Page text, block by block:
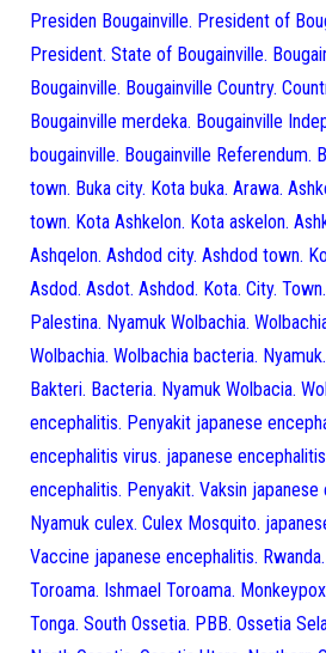
Presiden Bougainville. President of
President. State of Bougainville.
Bougainville. Bougainville Country.
Bougainville merdeka. Bougainville
bougainville. Bougainville Referendum.
town. Buka city. Kota buka. Arawa.
town. Kota Ashkelon. Kota askelon.
Ashqelon. Ashdod city. Ashdod town.
Asdod. Asdot. Ashdod. Kota. City.
Palestina. Nyamuk Wolbachia.
Wolbachia. Wolbachia bacteria.
Bakteri. Bacteria. Nyamuk Wolbacia.
encephalitis. Penyakit japanese
encephalitis virus. japanese
encephalitis. Penyakit. Vaksin japanese
Nyamuk culex. Culex Mosquito.
Vaccine japanese encephalitis.
Toroama. Ishmael Toroama.
Tonga. South Ossetia. PBB. Ossetia